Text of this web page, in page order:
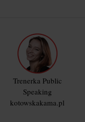
Trenerka Public
Speaking
kotowskakama.pl